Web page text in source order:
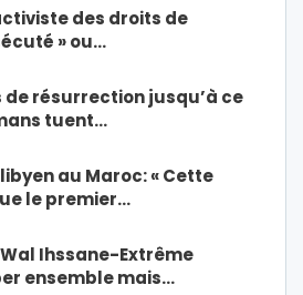
des droits de
» ou…
de résurrection jusqu’à ce
tuent…
au Maroc: « Cette
le premier…
Ihssane-Extrême
ensemble mais…